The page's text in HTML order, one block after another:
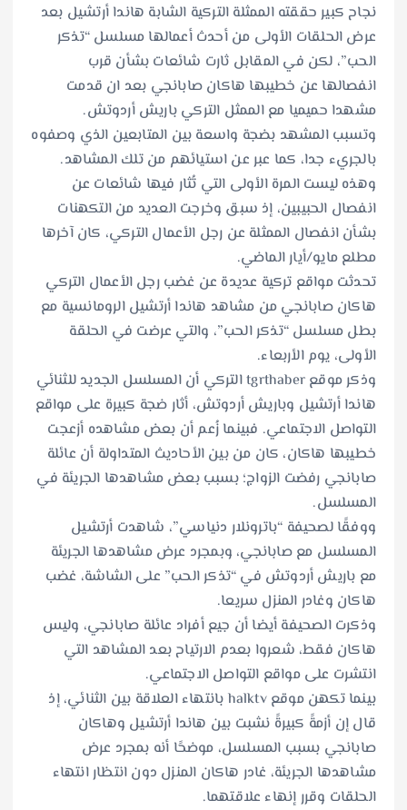
نجاح كبير حققته الممثلة التركية الشابة هاندا أرتشيل بعد
عرض الحلقات الأولى من أحدث أعمالها مسلسل “تذكر
الحب”، لكن في المقابل ثارت شائعات بشأن قرب
انفصالها عن خطيبها هاكان صابانجي بعد ان قدمت
مشهدا حميميا مع الممثل التركي باريش أردوتش.
وتسبب المشهد بضجة واسعة بين المتابعين الذي وصفوه
بالجريء جدا، كما عبر عن استيائهم من تلك المشاهد.
وهذه ليست المرة الأولى التي تُثار فيها شائعات عن
انفصال الحبيبين، إذ سبق وخرجت العديد من التكهنات
بشأن انفصال الممثلة عن رجل الأعمال التركي، كان آخرها
مطلع مايو/أيار الماضي.
تحدثت مواقع تركية عديدة عن غضب رجل الأعمال التركي
هاكان صابانجي من مشاهد هاندا أرتشيل الرومانسية مع
بطل مسلسل “تذكر الحب”، والتي عرضت في الحلقة
الأولى، يوم الأربعاء.
وذكر موقع tgrthaber التركي أن المسلسل الجديد للثنائي
هاندا أرتشيل وباريش أردوتش، أثار ضجة كبيرة على مواقع
التواصل الاجتماعي. فبينما زُعم أن بعض مشاهده أزعجت
خطيبها هاكان، كان من بين الأحاديث المتداولة أن عائلة
صابانجي رفضت الزواج؛ بسبب بعض مشاهدها الجريئة في
المسلسل.
ووفقًا لصحيفة “باترونلار دنياسي”، شاهدت أرتشيل
المسلسل مع صابانجي، وبمجرد عرض مشاهدها الجريئة
مع باريش أردوتش في “تذكر الحب” على الشاشة، غضب
هاكان وغادر المنزل سريعا.
وذكرت الصحيفة أيضا أن جيع أفراد عائلة صابانجي، وليس
هاكان فقط، شعروا بعدم الارتياح بعد المشاهد التي
انتشرت على مواقع التواصل الاجتماعي.
بينما تكهن موقع halktv بانتهاء العلاقة بين الثنائي، إذ
قال إن أزمةً كبيرةً نشبت بين هاندا أرتشيل وهاكان
صابانجي بسبب المسلسل، موضحًا أنه بمجرد عرض
مشاهدها الجريئة، غادر هاكان المنزل دون انتظار انتهاء
الحلقات وقرر إنهاء علاقتهما.